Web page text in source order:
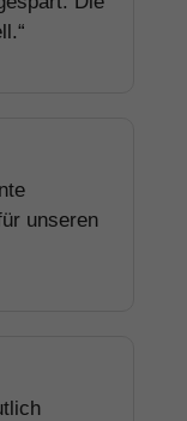
unseren